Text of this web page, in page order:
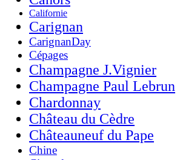
Californie
Carignan
CarignanDay
Cépages
Champagne J.Vignier
Champagne Paul Lebrun
Chardonnay
Château du Cèdre
Châteauneuf du Pape
Chine